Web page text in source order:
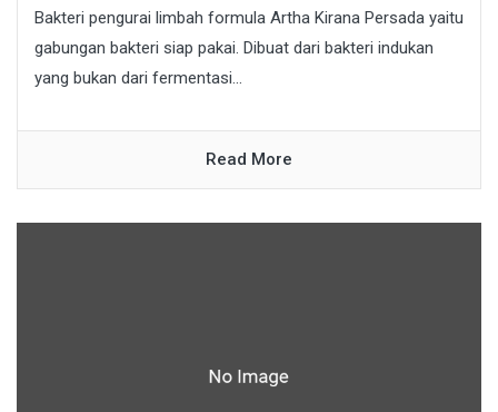
Bakteri pengurai limbah formula Artha Kirana Persada yaitu
gabungan bakteri siap pakai. Dibuat dari bakteri indukan
yang bukan dari fermentasi...
Read More